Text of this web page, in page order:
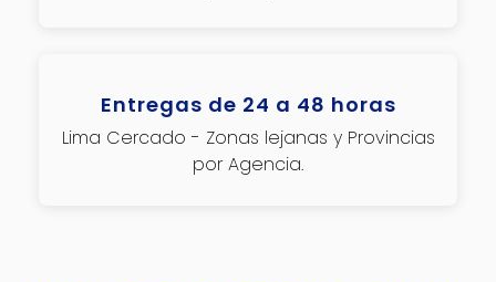
Entregas de 24 a 48 horas
Lima Cercado - Zonas lejanas y Provincias
por Agencia.